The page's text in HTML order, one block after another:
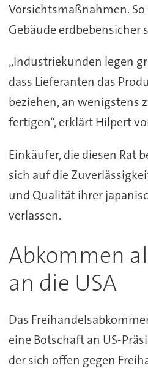
Vorsichtsmaßnahmen.
Gebäude erdbebensicher
„Industriekunden legen
dass Lieferanten das
beziehen, an wenigstens
fertigen“, erklärt Hilpert
Einkäufer, die diesen Rat
sich auf die
und Qualität ihrer
verlassen.
Abkommen
an die USA
Das
eine Botschaft an US-
der sich offen gegen